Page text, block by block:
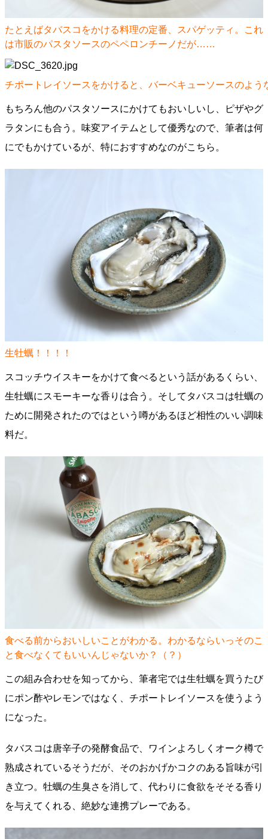
たとえばタバスコをかける料理の定番、スパゲッティ。これ
は市販のパスタソースのペペロンチーノだが……
チポートレイソースをかけると、バーベキューソースのよ
もちろん他のパスタソースにかけてもおいしいし、ピザやグ
ラタンにも合う。味変アイテムとして優秀なので、筆者は何
にでもかけているが、特におすすめなのがこちら。
生牡蠣！！！！
スコッチウイスキーをかけて食べるという話があるくらい、
生牡蠣にスモーキーな香りは合う。そしてタバスコは牡蠣の
ために開発されたのではという噂があるほど相性のいい調味
料だ。
食べる前からおいしいことがわかる。わかるならいっそのこ
と食べなくてもいいんじゃないか？（？）
この組み合わせを知ってから、筆者宅では生牡蠣を買うたび
にポン酢やレモンではなく、チポートレイソースを使うよう
になった。
タバスコは唐辛子の発酵食品で、ワインよろしくオーク樽で
熟成されているそうだが、そのおかげかコクのある旨味が引
き立つ。牡蠣の生臭さを消して、代わりに食欲をそそる香り
を与えてくれる、絶妙な連携プレーである。